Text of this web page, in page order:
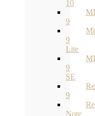
10
MI
9
Mi
9
Lite
MI
9
SE
9
Note